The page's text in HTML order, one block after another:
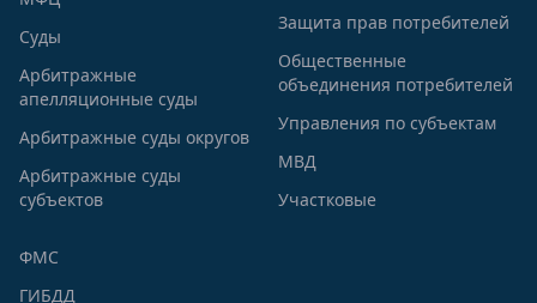
Суды
Арбитражные
апелляционные суды
Арбитражные суды округов
Арбитражные суды
субъектов
Защита прав потребителей
Общественные
объединения потребителей
Управления по субъектам
МВД
Участковые
ФМС
ГИБДД